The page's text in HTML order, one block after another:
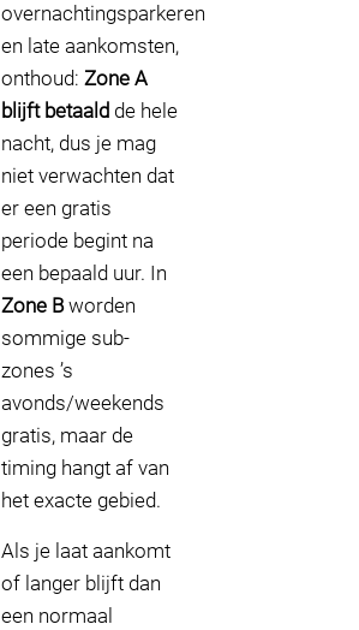
overnachtingsparkeren
en late aankomsten,
onthoud: Zone A
blijft betaald de hele
nacht, dus je mag
niet verwachten dat
er een gratis
periode begint na
een bepaald uur. In
Zone Bworden
sommige sub-
zones ’s
avonds/weekends
gratis, maar de
timing hangt af van
het exacte gebied.
Als je laat aankomt
of langer blijft dan
een normaal